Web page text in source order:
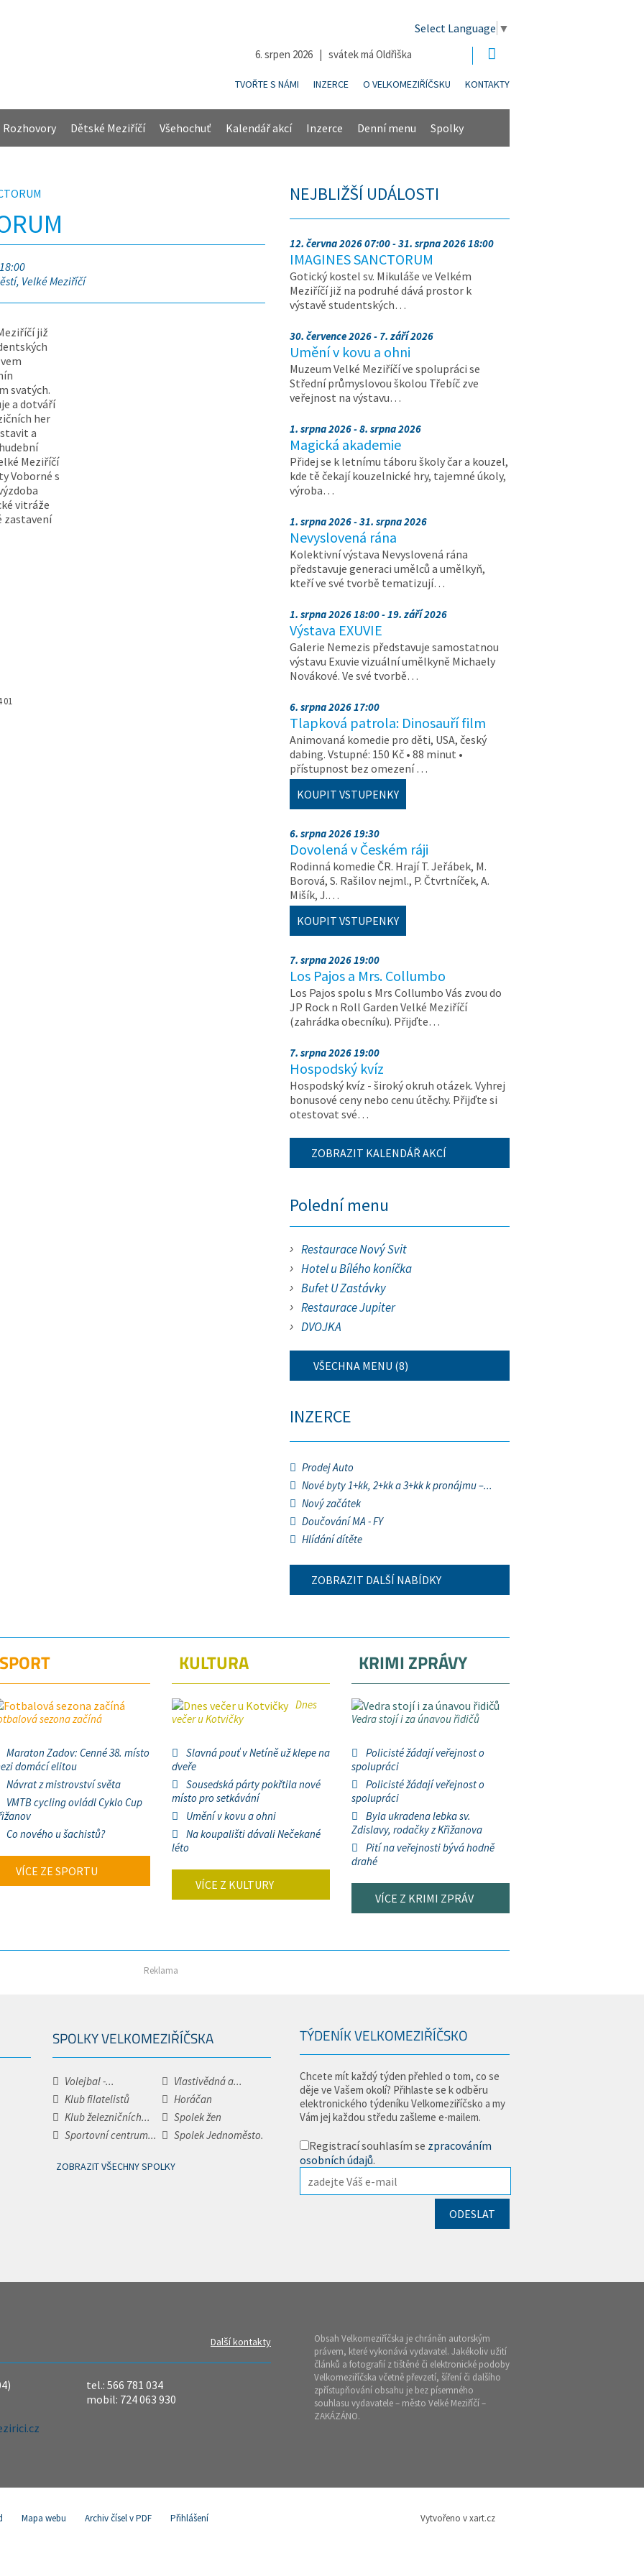
Select Language ▼
6. srpen 2026 | svátek má Oldřiška
TVOŘTE S NÁMI INZERCE O VELKOMEZIŘÍČSKU KONTAKTY
Rozhovory Dětské Meziříčí Všehochuť Kalendář akcí Inzerce Denní menu Spolky
Velké Meziříčí
již
svatých.
a dotváří
her
a
Meziříčí
Voborné s
vitráže
zastavení
01
NEJBLIŽŠÍ UDÁLOSTI
12. června 2026 07:00 - 31. srpna 2026 18:00
IMAGINES SANCTORUM
Gotický kostel sv. Mikuláše ve Velkém
Meziříčí již na podruhé dává prostor k
výstavě studentských…
30. července 2026 - 7. září 2026
Umění v kovu a ohni
Muzeum Velké Meziříčí ve spolupráci se
Střední průmyslovou školou Třebíč zve
veřejnost na výstavu…
1. srpna 2026 - 8. srpna 2026
Magická akademie
Přidej se k letnímu táboru školy čar a kouzel,
kde tě čekají kouzelnické hry, tajemné úkoly,
výroba…
1. srpna 2026 - 31. srpna 2026
Nevyslovená rána
Kolektivní výstava Nevyslovená rána
představuje generaci umělců a umělkyň,
kteří ve své tvorbě tematizují…
1. srpna 2026 18:00 - 19. září 2026
Výstava EXUVIE
Galerie Nemezis představuje samostatnou
výstavu Exuvie vizuální umělkyně Michaely
Novákové. Ve své tvorbě…
6. srpna 2026 17:00
Tlapková patrola: Dinosauří film
Animovaná komedie pro děti, USA, český
dabing. Vstupné: 150 Kč • 88 minut •
přístupnost bez omezení …
KOUPIT VSTUPENKY
6. srpna 2026 19:30
Dovolená v Českém ráji
Rodinná komedie ČR. Hrají T. Jeřábek, M.
Borová, S. Rašilov nejml., P. Čtvrtníček, A.
Mišík, J.…
KOUPIT VSTUPENKY
7. srpna 2026 19:00
Los Pajos a Mrs. Collumbo
Los Pajos spolu s Mrs Collumbo Vás zvou do
JP Rock n Roll Garden Velké Meziříčí
(zahrádka obecníku). Přijďte…
7. srpna 2026 19:00
Hospodský kvíz
Hospodský kvíz - široký okruh otázek. Vyhrej
bonusové ceny nebo cenu útěchy. Přijďte si
otestovat své…
ZOBRAZIT KALENDÁŘ AKCÍ
Polední menu
Restaurace Nový Svit
Hotel u Bílého koníčka
Bufet U Zastávky
Restaurace Jupiter
DVOJKA
VŠECHNA MENU (8)
INZERCE
Prodej Auto
Nové byty 1+kk, 2+kk a 3+kk k pronájmu –...
Nový začátek
Doučování MA - FY
Hlídání dítěte
ZOBRAZIT DALŠÍ NABÍDKY
SPORT
sezona začíná
Maraton Zadov: Cenné 38. místo
domácí elitou
Návrat z mistrovství světa
VMTB cycling ovládl Cyklo Cup
Co nového u šachistů?
VÍCE ZE SPORTU
KULTURA
Dnes
večer u Kotvičky
Slavná pouť v Netíně už klepe na
dveře
Sousedská párty pokřtila nové
místo pro setkávání
Umění v kovu a ohni
Na koupališti dávali Nečekané
léto
VÍCE Z KULTURY
KRIMI ZPRÁVY
Vedra stojí i za únavou řidičů
Policisté žádají veřejnost o
spolupráci
Policisté žádají veřejnost o
spolupráci
Byla ukradena lebka sv.
Zdislavy, rodačky z Křižanova
Pití na veřejnosti bývá hodně
drahé
VÍCE Z KRIMI ZPRÁV
Reklama
SPOLKY VELKOMEZIŘÍČSKA
Volejbal -...
Vlastivědná a...
Klub filatelistů
Horáčan
Klub železničních...
Spolek žen
Sportovní centrum...
Spolek Jednoměsto.
ZOBRAZIT VŠECHNY SPOLKY
TÝDENÍK VELKOMEZIŘÍČSKO
Chcete mít každý týden přehled o tom, co se
děje ve Vašem okolí? Přihlaste se k odběru
elektronického týdeníku Velkomeziříčsko a my
Vám jej každou středu zašleme e-mailem.
Registrací souhlasím se zpracováním
osobních údajů.
Další kontakty
tel.: 566 781 034
mobil: 724 063 930
Obsah Velkomeziříčska je chráněn autorským
právem, které vykonává vydavatel. Jakékoliv užití
článků a fotografií z tištěné či elektronické podoby
Velkomeziříčska včetně převzetí, šíření či dalšího
zpřístupňování obsahu je bez písemného
souhlasu vydavatele – město Velké Meziříčí –
ZAKÁZÁNO.
Mapa webu Archiv čísel v PDF Přihlášení Vytvořeno v xart.cz